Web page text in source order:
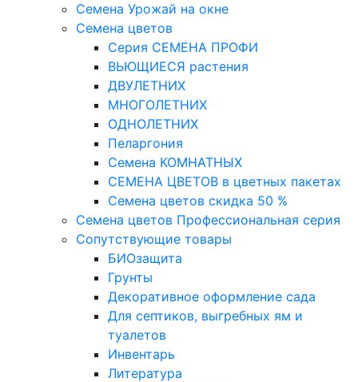
Семена Урожай на окне
Семена цветов
Cерия CЕМЕНА ПРОФИ
ВЬЮЩИЕСЯ растения
ДВУЛЕТНИХ
МНОГОЛЕТНИХ
ОДНОЛЕТНИХ
Пеларгония
Семена КОМНАТНЫХ
СЕМЕНА ЦВЕТОВ в цветных пакетах
Семена цветов скидка 50 %
Семена цветов Профессиональная серия
Сопутствующие товары
БИОзащита
Грунты
Декоративное оформление сада
Для септиков, выгребных ям и
туалетов
Инвентарь
Литература